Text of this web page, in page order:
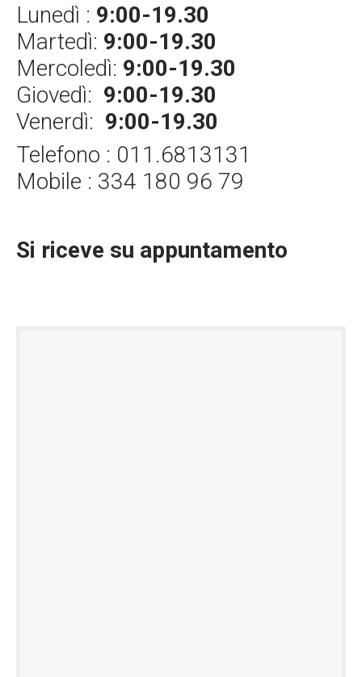
Lunedì : 9:00-19.30
Martedì: 9:00-19.30
Mercoledì: 9:00-19.30
Giovedì: 9:00-19.30
Venerdì: 9:00-19.30
Telefono : 011.6813131
Mobile : 334 180 96 79
Si riceve su appuntamento